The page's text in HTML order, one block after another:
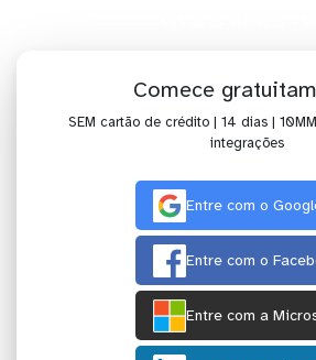
Comece
SEM cartão de crédito | 14 dias |
integrações
Entre com o
Entre com o
Entre com a